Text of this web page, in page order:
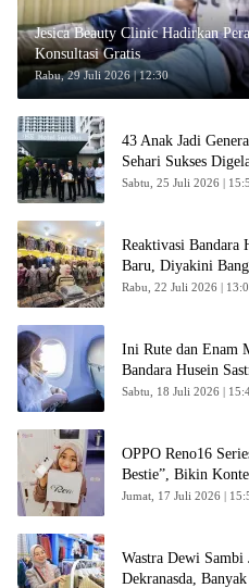
Jesica Beauty Clinic Hadirkan
Konsultasi Gratis
Rabu, 29 Juli 2026 | 12:30
43 Anak Jadi
Sehari Sukses
Sabtu, 25 Juli 2026 |
Reaktivasi Bandara
Baru, Diyakini
Rabu, 22 Juli 2026 |
Ini Rute dan Enam
Bandara Husein
Sabtu, 18 Juli 2026 |
OPPO Reno16
Bestie”, Bikin
Jumat, 17 Juli 2026 |
Wastra Dewi Sambi
Dekranasda,